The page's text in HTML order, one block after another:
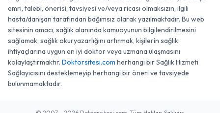
emri, talebi, önerisi, tavsiyesi ve/veya ricası olmaksızın, ilgili
hasta/danışan tarafından bağımsız olarak yazılmaktadır. Bu web
sitesinin amacı, sağlık alanında kamuoyunun bilgilendirilmesini
sağlamak, sağlık okuryazarlığını artırmak, kişilerin sağlık
ihtiyaçlarına uygun en iyi doktor veya uzmana ulaşmasını
kolaylaştırmaktır. Doktorsitesi.com herhangi bir Sağlık Hizmeti
Sağlayıcısını desteklemeyip herhangi bir öneri ve tavsiyede
bulunmamaktadır.